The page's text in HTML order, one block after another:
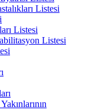
Listesi
Listesi
Listesi